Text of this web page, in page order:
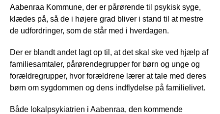
Aabenraa Kommune, der er pårørende til psykisk syge,
klædes på, så de i højere grad bliver i stand til at mestre
de udfordringer, som de står med i hverdagen.
Der er blandt andet lagt op til, at det skal ske ved hjælp af
familiesamtaler, pårørendegrupper for børn og unge og
forældregrupper, hvor forældrene lærer at tale med deres
børn om sygdommen og dens indflydelse på familielivet.
Både lokalpsykiatrien i Aabenraa, den kommende